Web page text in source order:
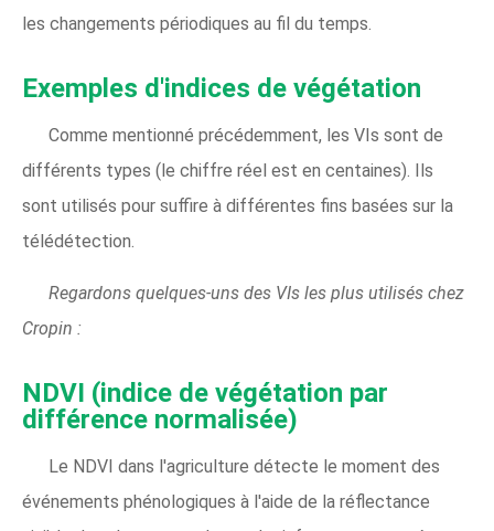
les changements périodiques au fil du temps.
Exemples d'indices de végétation
Comme mentionné précédemment, les VIs sont de
différents types (le chiffre réel est en centaines). Ils
sont utilisés pour suffire à différentes fins basées sur la
télédétection.
Regardons quelques-uns des VIs les plus utilisés chez
Cropin :
NDVI (indice de végétation par
différence normalisée)
Le NDVI dans l'agriculture détecte le moment des
événements phénologiques à l'aide de la réflectance